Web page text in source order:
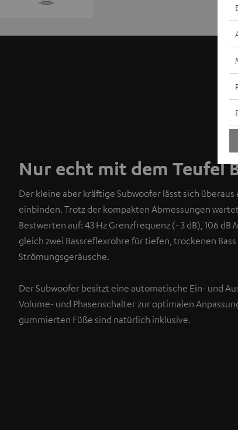
Nur echt mit dem Teufel
Der kleine aber kräftige Subwoofer lässt sich
einbinden. Trotz der kompakten Abmessungen
Bestwerten auf: 43 Hz Grenzfrequenz (- 3 dB), 106
gleich zwei Bassreflexrohre für tiefen, trockenen
Strömungsgeräusche.
Der Subwoofer besitzt eine automatische Ein- und
Volume- und Phasenschalter zur optimalen
gummierten Füße sind natürlich inklusive.